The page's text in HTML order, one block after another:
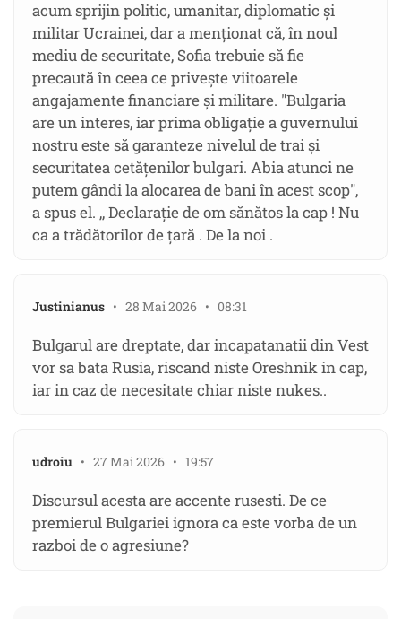
acum sprijin politic, umanitar, diplomatic şi
militar Ucrainei, dar a menţionat că, în noul
mediu de securitate, Sofia trebuie să fie
precaută în ceea ce priveşte viitoarele
angajamente financiare şi militare. "Bulgaria
are un interes, iar prima obligaţie a guvernului
nostru este să garanteze nivelul de trai şi
securitatea cetăţenilor bulgari. Abia atunci ne
putem gândi la alocarea de bani în acest scop",
a spus el. ,, Declarație de om sănătos la cap ! Nu
ca a trădătorilor de țară . De la noi .
Justinianus • 28 Mai 2026 • 08:31
Bulgarul are dreptate, dar incapatanatii din Vest
vor sa bata Rusia, riscand niste Oreshnik in cap,
iar in caz de necesitate chiar niste nukes..
udroiu • 27 Mai 2026 • 19:57
Discursul acesta are accente rusesti. De ce
premierul Bulgariei ignora ca este vorba de un
razboi de o agresiune?